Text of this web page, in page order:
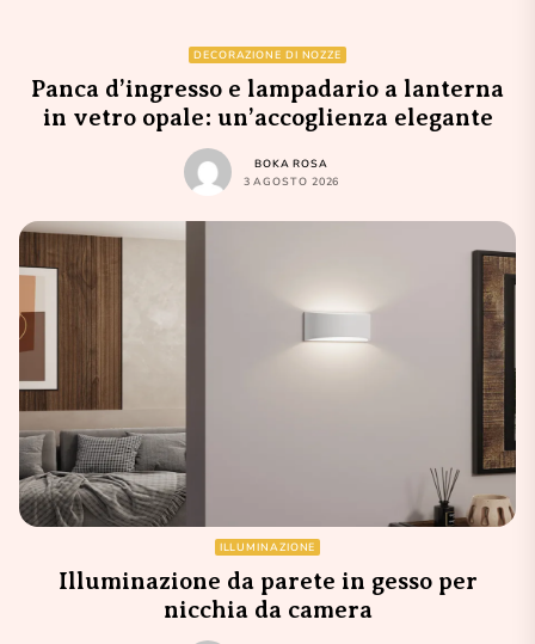
DECORAZIONE DI NOZZE
Panca d’ingresso e lampadario a lanterna
in vetro opale: un’accoglienza elegante
BOKA ROSA
3 AGOSTO 2026
ILLUMINAZIONE
Illuminazione da parete in gesso per
nicchia da camera